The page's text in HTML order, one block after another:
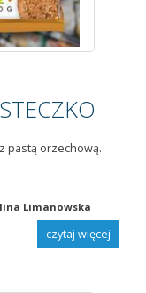
pastą orzechową.
Limanowska
czytaj więcej